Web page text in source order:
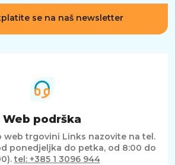
se na naš newsletter
Web podrška
web trgovini Links nazovite na tel.
ponedjeljka do petka, od 8:00 do
tel: +385 1 3096 944